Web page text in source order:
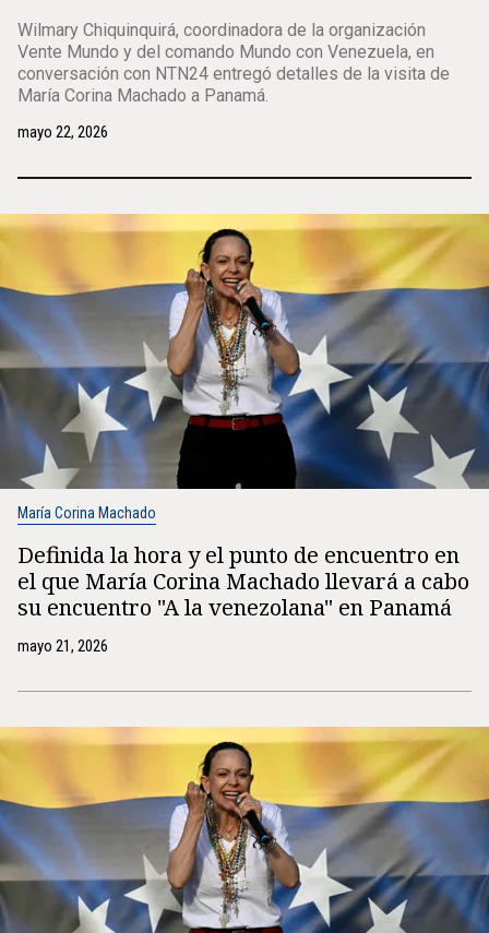
Wilmary Chiquinquirá, coordinadora de la organización
Vente Mundo y del comando Mundo con Venezuela, en
conversación con NTN24 entregó detalles de la visita de
María Corina Machado a Panamá.
mayo 22, 2026
María Corina Machado
Definida la hora y el punto de encuentro en
el que María Corina Machado llevará a cabo
su encuentro "A la venezolana" en Panamá
mayo 21, 2026